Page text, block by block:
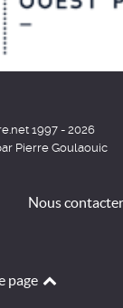
1997 - 2026
Pierre Goulaouic
Nous contacter
page